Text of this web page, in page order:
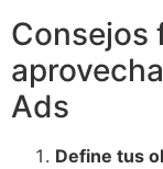
Consejos
Ads
Define tus